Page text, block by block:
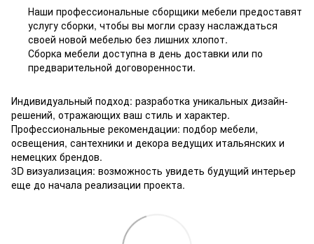
Наши профессиональные сборщики мебели предоставят
услугу сборки, чтобы вы могли сразу наслаждаться
своей новой мебелью без лишних хлопот.
Сборка мебели доступна в день доставки или по
предварительной договоренности.
Индивидуальный подход: разработка уникальных дизайн-
решений, отражающих ваш стиль и характер.
Профессиональные рекомендации: подбор мебели,
освещения, сантехники и декора ведущих итальянских и
немецких брендов.
3D визуализация: возможность увидеть будущий интерьер
еще до начала реализации проекта.